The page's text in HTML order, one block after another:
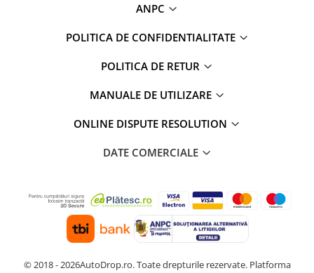
ANPC
POLITICA DE CONFIDENTIALITATE
POLITICA DE RETUR
MANUALE DE UTILIZARE
ONLINE DISPUTE RESOLUTION
DATE COMERCIALE
© 2018 - 2026AutoDrop.ro. Toate drepturile rezervate. Platforma